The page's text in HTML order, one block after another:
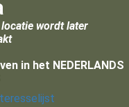
locatie wordt later
in het NEDERLANDS